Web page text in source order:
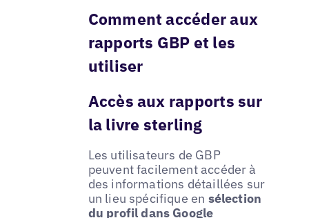
Comment accéder aux
rapports GBP et les
utiliser
Accès aux rapports sur
la livre sterling
Les utilisateurs de GBP
peuvent facilement accéder à
des informations détaillées sur
un lieu spécifique en sélection
du profil dans Google